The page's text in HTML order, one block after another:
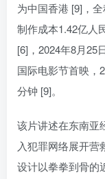
为中国香港 [9]，
制作成本1.42亿人
[6]，2024年8月25
国际电影节首映，
分钟 [9]。
该片讲述在东南亚
入犯罪网络展开营
设计以拳拳到骨的